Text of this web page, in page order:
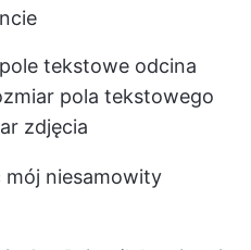
tekstowe odcina
pola tekstowego
zdjęcia
niesamowity